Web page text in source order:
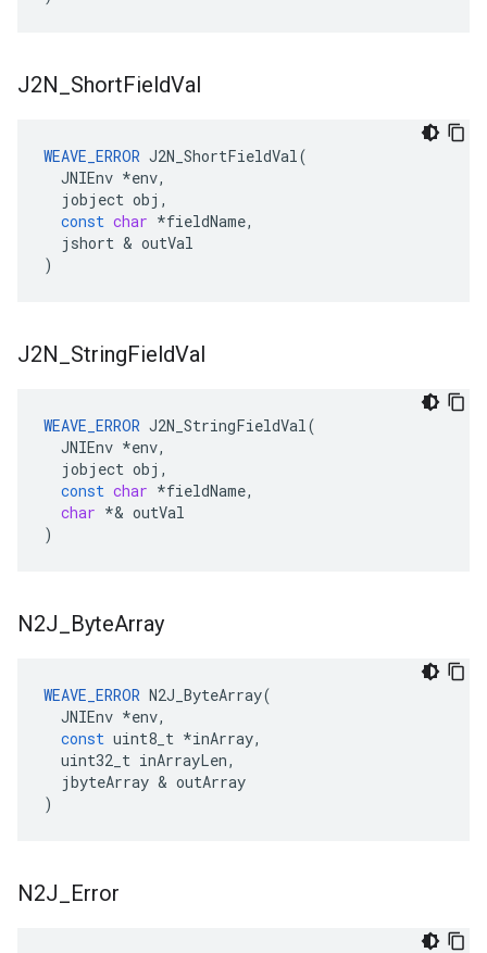
J2N ShortFieldVal
WEAVE_ERROR J2N_ShortFieldVal(
JNIEnv *env,
jobject obj ,
const char *fieldName,
jshort & outVal
)
J2N StringFieldVal
WEAVE_ERROR J2N_StringFieldVal(
JNIEnv *env,
jobject obj ,
const char *fieldName,
char *& outVal
)
N2J ByteArray
WEAVE_ERROR N2J_ByteArray(
JNIEnv *env,
const uint8_t *inArray,
uint32_t inArrayLen,
jbyteArray & outArray
)
N2J Error